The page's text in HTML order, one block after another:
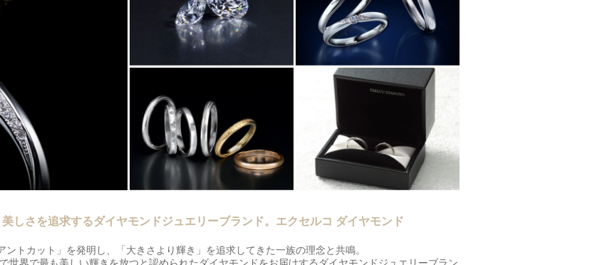
しさを追求するダイヤモンドジュエリーブランド。エクセルコ ダイヤモンド
トカット」を発明し、「大きさより輝き」を追求してきた一族の理念と共鳴。